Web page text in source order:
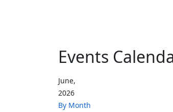
Events
June,
2026
By Month